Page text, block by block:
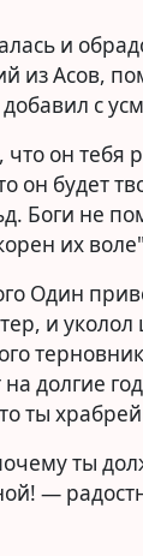
и
из Асов,
с
что он тебя
он будет
Боги не
их
Один
и
на долгие
ты храбрей
ты
—